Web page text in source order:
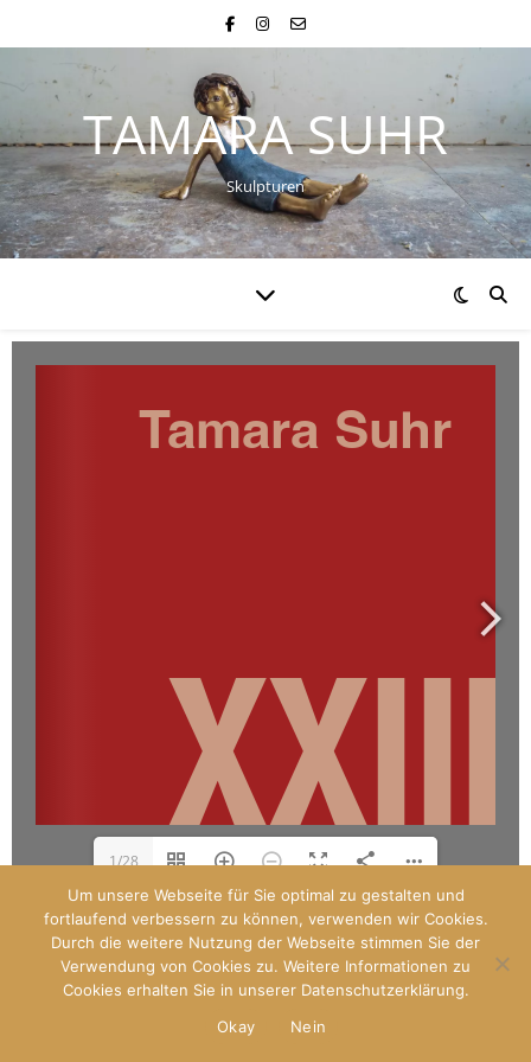
TAMARA SUHR
Skulpturen
1/28
Designed by Paladin
WP Royal
Um unsere Webseite für Sie optimal zu gestalten und
fortlaufend verbessern zu können, verwenden wir Cookies.
Durch die weitere Nutzung der Webseite stimmen Sie der
Verwendung von Cookies zu. Weitere Informationen zu
Cookies erhalten Sie in unserer Datenschutzerklärung.
Okay
Nein